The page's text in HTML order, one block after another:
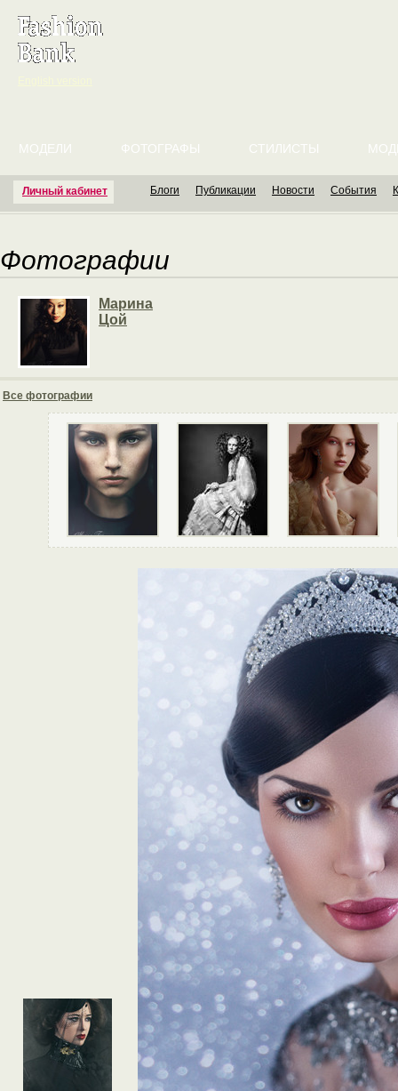
Личный кабинет
МОДЕЛИ ФОТОГРАФЫ СТИЛИСТЫ
Блоги Публикации Новости События
Фотографии
Марина
Цой
Все фотографии